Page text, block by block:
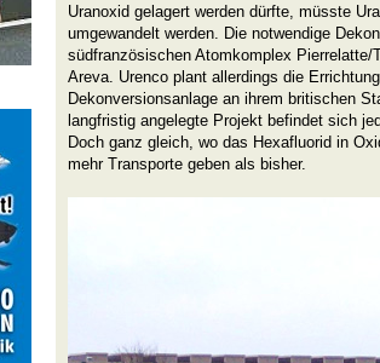
Uranoxid gelagert werden dürfte, müsste
umgewandelt werden. Die notwendige
südfranzösischen Atomkomplex Pierrelatte/
Areva. Urenco plant allerdings die
Dekonversionsanlage an ihrem britischen
langfristig angelegte Projekt befindet sich
Doch ganz gleich, wo das Hexafluorid in
mehr Transporte geben als bisher.